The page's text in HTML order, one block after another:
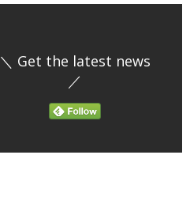
＼ Get the latest news
／